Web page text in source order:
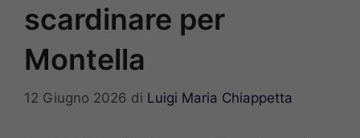
scardinare per
Montella
12 Giugno 2026 di Luigi Maria Chiappetta